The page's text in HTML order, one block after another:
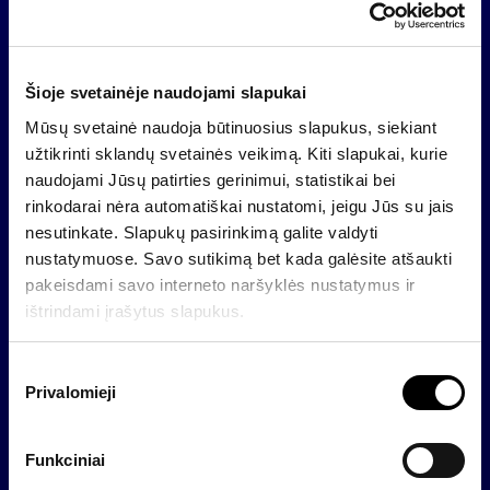
Šioje svetainėje naudojami slapukai
Mūsų svetainė naudoja būtinuosius slapukus, siekiant
užtikrinti sklandų svetainės veikimą. Kiti slapukai, kurie
naudojami Jūsų patirties gerinimui, statistikai bei
rinkodarai nėra automatiškai nustatomi, jeigu Jūs su jais
nesutinkate. Slapukų pasirinkimą galite valdyti
nustatymuose. Savo sutikimą bet kada galėsite atšaukti
pakeisdami savo interneto naršyklės nustatymus ir
ištrindami įrašytus slapukus.
Privalomieji
Funkciniai
nuo 2024 m. liepos
ISIN kodas LT0000409229
Bazinis prospektas
Bazinis prospektas
kalba)
Atnaujintos galutinės
sąlygos (nurodyta galutine
palūkanų norma)
Atnaujintos galutinės
(anglų kalba)
Atnaujinta santrauka